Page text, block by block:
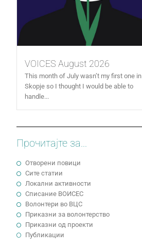
VOICES August 2026
This month of July wasn’t my first one in
Skopje so I thought I would be able to
handle...
Прочитајте за...
Отворени повици
Сите статии
Локални активности
Cписание ВОИСЕС
Волонтери во ВЦС
Приказни за волонтерство
Приказни од проекти
Публикации